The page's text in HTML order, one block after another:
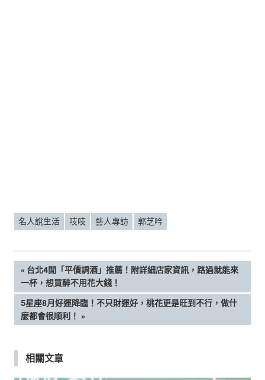
名人說生活 吱吱 藝人專訪 郭芝吟
文
章
導
覽
PREVIOUS
POST:
台北4間「平價調酒」推薦！附詳細店家資訊，路過就能來
一杯，想買醉不用花大錢！
NEXT
POST:
5星座8月好運降臨！不只財運好，桃花更是旺到不行，做什
麼都會很順利！
相關文章